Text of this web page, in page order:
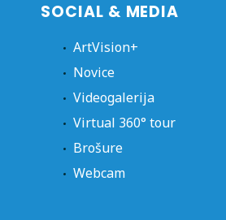
SOCIAL & MEDIA
ArtVision+
Novice
Videogalerija
Virtual 360° tour
Brošure
Webcam